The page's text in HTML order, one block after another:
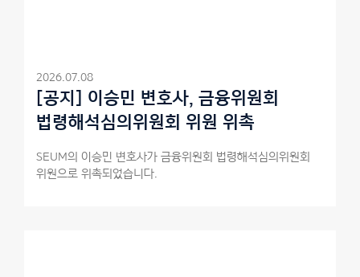
2026.07.08
[공지] 이승민 변호사, 금융위원회
법령해석심의위원회 위원 위촉
SEUM의 이승민 변호사가 금융위원회 법령해석심의위원회
위원으로 위촉되었습니다.